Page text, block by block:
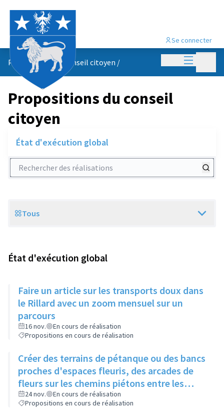
Menu
Se connecter
Propositions du conseil citoyen /
Propositions du conseil
citoyen
État d'exécution global
Rechercher des réalisations
Scope
Tous
État d'exécution global
Faire un article sur les transports doux dans
le Rillard avec un zoom mensuel sur un
parcours
16 nov.
En cours de réalisation
Propositions en cours de réalisation
Créer des terrains de pétanque ou des bancs
proches d'espaces fleuris, des arcades de
fleurs sur les chemins piétons entre les
immeubles
24 nov.
En cours de réalisation
Propositions en cours de réalisation